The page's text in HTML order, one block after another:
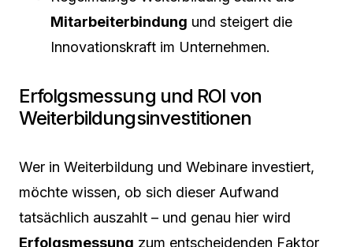
Mitarbeiterbindung und steigert die
Innovationskraft im Unternehmen.
Erfolgsmessung und ROI von
Weiterbildungsinvestitionen
Wer in Weiterbildung und Webinare investiert,
möchte wissen, ob sich dieser Aufwand
tatsächlich auszahlt – und genau hier wird
Erfolgsmessung zum entscheidenden Faktor